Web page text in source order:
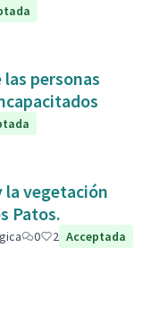
personas
la vegetación
Patos.
0 2 Acceptada